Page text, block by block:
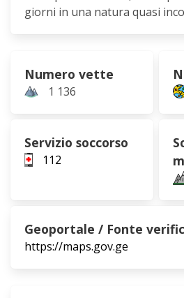
giorni in una natura quasi
Numero vette
1 136
Servizio soccorso
112
Geoportale / Fonte
https://maps.gov.ge